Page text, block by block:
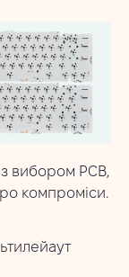
вибором PCB,
компроміси.